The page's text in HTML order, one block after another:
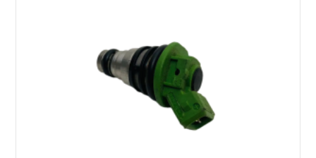
AGGIUNGI AL CARRELLO